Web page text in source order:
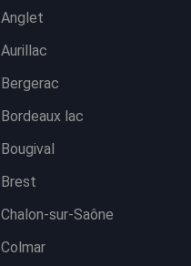
Anglet
Aurillac
Bergerac
Bordeaux lac
Bougival
Brest
Chalon-sur-Saône
Colmar